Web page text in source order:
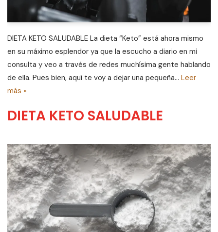
DIETA KETO SALUDABLE La dieta “Keto” está ahora mismo
en su máximo esplendor ya que la escucho a diario en mi
consulta y veo a través de redes muchísima gente hablando
de ella. Pues bien, aquí te voy a dejar una pequeña… Leer
más »
DIETA KETO SALUDABLE